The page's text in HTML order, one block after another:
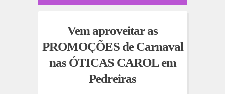
e
Vem aproveitar as
PROMOÇÕES de Carnaval
nas ÓTICAS CAROL em
Pedreiras